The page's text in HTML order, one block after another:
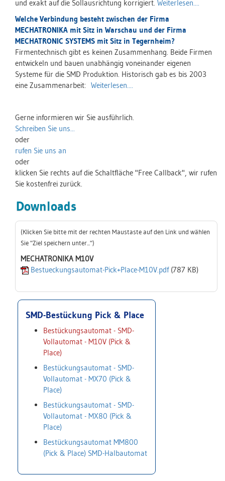
und exakt auf die Sollausrichtung korrigiert. Weiterlesen....
Welche Verbindung besteht zwischen der Firma
MECHATRONIKA mit Sitz in Warschau und der Firma
MECHATRONIC SYSTEMS mit Sitz in Tegernheim?
Firmentechnisch gibt es keinen Zusammenhang. Beide Firmen
entwickeln und bauen unabhängig voneinander eigenen
Systeme für die SMD Produktion. Historisch gab es bis 2003
eine Zusammenarbeit: Weiterlesen....
Gerne informieren wir Sie ausführlich.
Schreiben Sie uns...
oder
rufen Sie uns an
oder
klicken Sie rechts auf die Schaltfläche "Free Callback", wir rufen
Sie kostenfrei zurück.
Downloads
(Klicken Sie bitte mit der rechten Maustaste auf den Link und wählen
Sie "Ziel speichern unter...")
MECHATRONIKA M10V
Bestueckungsautomat-Pick+Place-M10V.pdf(787 KB)
SMD-Bestückung Pick & Place
Bestückungsautomat - SMD-
Vollautomat - M10V (Pick &
Place)
Bestückungsautomat - SMD-
Vollautomat - MX70 (Pick &
Place)
Bestückungsautomat - SMD-
Vollautomat - MX80 (Pick &
Place)
Bestückungsautomat MM800
(Pick & Place) SMD-Halbautomat